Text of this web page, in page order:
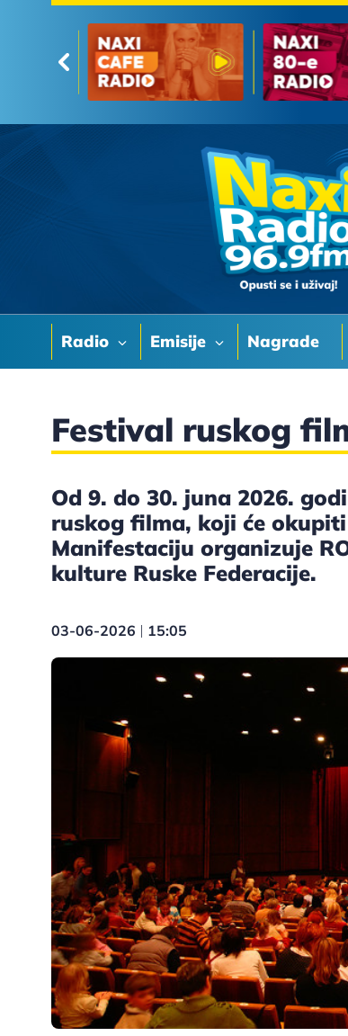
Radio Emisije Nagrade
Festival ruskog
Od 9. do 30. juna 2026.
ruskog filma, koji će
Manifestaciju organizuje
kulture Ruske Federacije.
03-06-2026 15:05